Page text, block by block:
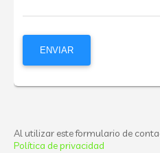
Al utilizar este formulario de
Política de privacidad